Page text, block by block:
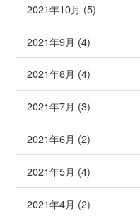
2021年10月 (5)
2021年9月 (4)
2021年8月 (4)
2021年7月 (3)
2021年6月 (2)
2021年5月 (4)
2021年4月 (2)